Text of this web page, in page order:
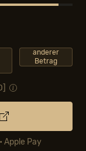
anderer
Betrag
Apple Pay